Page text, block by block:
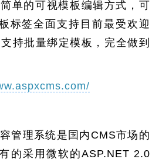
单的可视模板编辑方式，可
标签全面支持目前最受欢迎
持批量绑定模板，完全做到
管理系统是国内CMS市场的
的采用微软的ASP.NET 2.0